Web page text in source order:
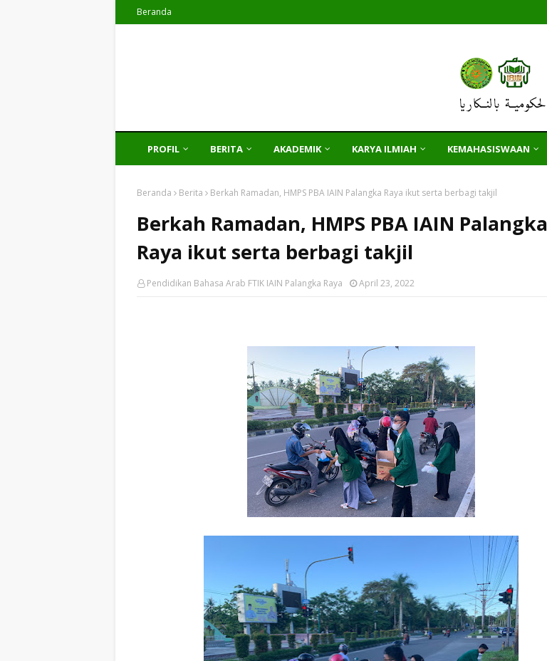
Beranda
PROFIL BERITA AKADEMIK KARYA ILMIAH KEMAHASISWAAN
Beranda Berita Berkah Ramadan, HMPS PBA IAIN Palangka Raya ikut serta berbagi takjil
Berkah Ramadan, HMPS PBA IAIN Palangka
Raya ikut serta berbagi takjil
Pendidikan Bahasa Arab FTIK IAIN Palangka Raya April 23, 2022